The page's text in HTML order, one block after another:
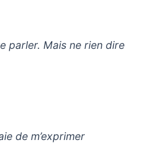
parler. Mais ne rien dire
de m’exprimer